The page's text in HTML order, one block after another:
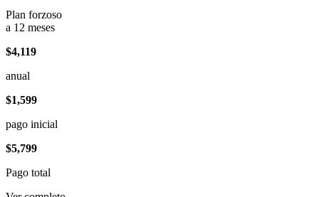
Plan forzoso
a 12 meses
$4,119
anual
$1,599
pago inicial
$5,799
Pago total